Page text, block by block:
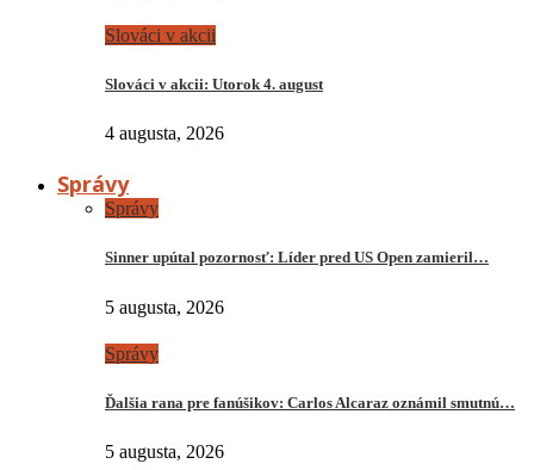
Slováci v akcii
Slováci v akcii: Utorok 4. august
4 augusta, 2026
Správy
Správy
Sinner upútal pozornosť: Líder pred US Open zamieril…
5 augusta, 2026
Správy
Ďalšia rana pre fanúšikov: Carlos Alcaraz oznámil smutnú…
5 augusta, 2026